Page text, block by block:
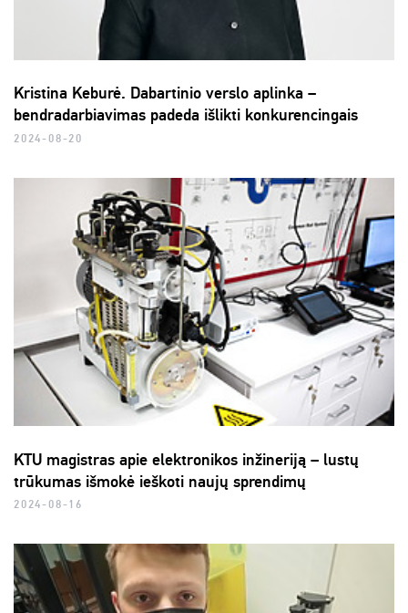
Kristina Keburė. Dabartinio verslo aplinka –
bendradarbiavimas padeda išlikti konkurencingais
2024-08-20
KTU magistras apie elektronikos inžineriją – lustų
trūkumas išmokė ieškoti naujų sprendimų
2024-08-16